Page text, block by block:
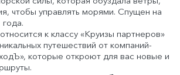
чтобы управлять морями. Спущен на
к классу «Круизы партнеров»
путешествий от компаний-
которые откроют для вас новые и